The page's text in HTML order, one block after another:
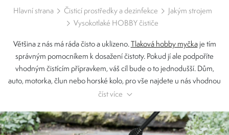
Hlavní strana Čisticí prostředky a dezinfekce
Jakým strojem
Vysokotlaké HOBBY čističe
Většina z nás má ráda čisto a uklizeno.Tlaková hobby myčkaje tím
správným pomocníkem k dosažení čistoty. Pokud jí ale podpoříte
vhodným čistícím přípravkem, váš cíl bude o to jednodušší. Dům,
auto, motorka, člun nebo horské kolo, pro vše najdete u nás vhodnou
čisticí chemii.
číst více